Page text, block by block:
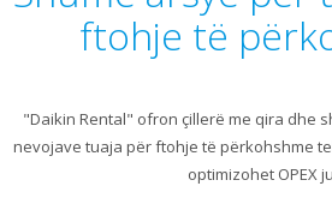
ftohje të
"Daikin Rental" ofron çillerë me qira dhe
nevojave tuaja për ftohje të përkohshme
optimizohet OPEX